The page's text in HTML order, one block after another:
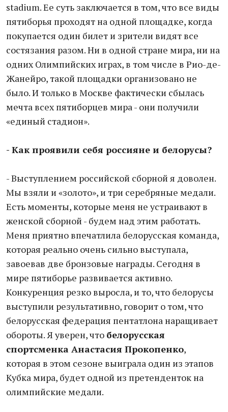
stadium. Ее суть заключается в том, что все виды
пятиборья проходят на одной площадке, когда
покупается один билет и зрители видят все
состязания разом. Ни в одной стране мира, ни на
одних Олимпийских играх, в том числе в Рио-де-
Жанейро, такой площадки организовано не
было. И только в Москве фактически сбылась
мечта всех пятиборцев мира - они получили
«единый стадион».
- Как проявили себя россияне и белорусы?
- Выступлением российской сборной я доволен.
Мы взяли и «золото», и три серебряные медали.
Есть моменты, которые меня не устраивают в
женской сборной - будем над этим работать.
Меня приятно впечатлила белорусская команда,
которая реально очень сильно выступала,
завоевав две бронзовые награды. Сегодня в
мире пятиборье развивается активно.
Конкуренция резко выросла, и то, что белорусы
выступили результативно, говорит о том, что
белорусская федерация пентатлона наращивает
обороты. Я уверен, что белорусская
спортсменка Анастасия Прокопенко,
которая в этом сезоне выиграла один из этапов
Кубка мира, будет одной из претенденток на
олимпийские медали.